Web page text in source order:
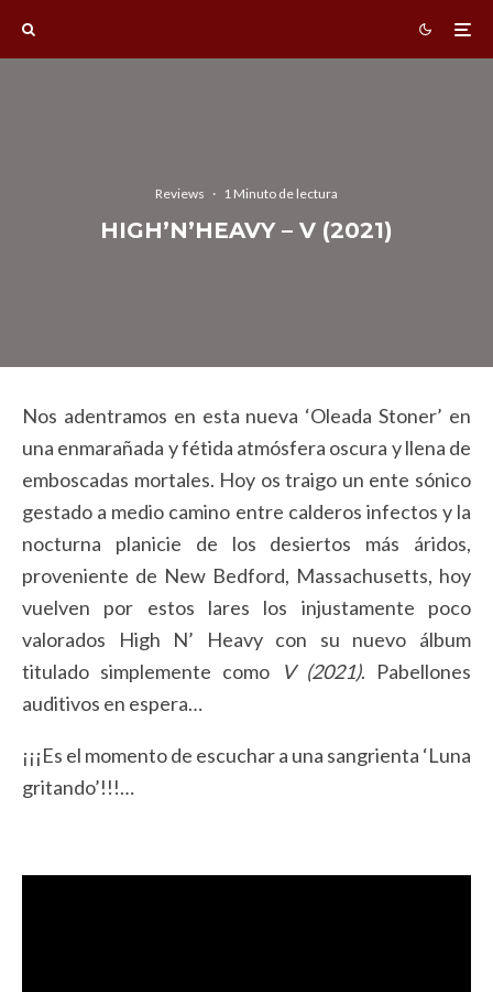
Reviews · 1 Minuto de lectura
HIGH’N’HEAVY – V (2021)
Nos adentramos en esta nueva ‘Oleada Stoner’ en
una enmarañada y fétida atmósfera oscura y llena de
emboscadas mortales. Hoy os traigo un ente sónico
gestado a medio camino entre calderos infectos y la
nocturna planicie de los desiertos más áridos,
proveniente de New Bedford, Massachusetts, hoy
vuelven por estos lares los injustamente poco
valorados High N’ Heavy con su nuevo álbum
titulado simplemente como
V (2021). Pabellones
auditivos en espera…
¡¡¡Es el momento de escuchar a una sangrienta ‘Luna
gritando’!!!…